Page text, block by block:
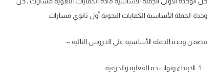
وحدة الجملة الأساسية الكفايات النحوية أول ثانوي مسارات
تتضمن وحدة الجملة الأساسية على الدروس التالية :-
الابتداء ونواسخه الفعلية والحرفية.